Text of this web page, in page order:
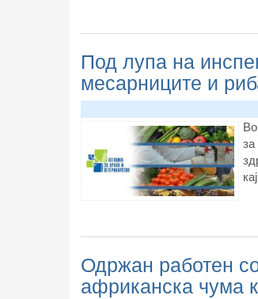
Под лупа на
месарниците и
Одржан работен
африканска чума